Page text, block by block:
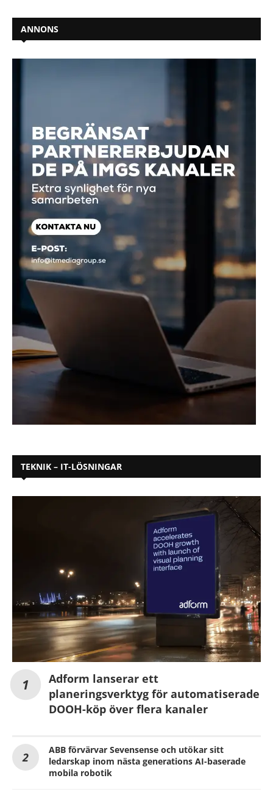
ANNONS
TEKNIK – IT-LÖSNINGAR
Adform lanserar ett
planeringsverktyg för automatiserade
DOOH-köp över flera kanaler
ABB förvärvar Sevensense och utökar sitt
ledarskap inom nästa generations AI-baserade
mobila robotik